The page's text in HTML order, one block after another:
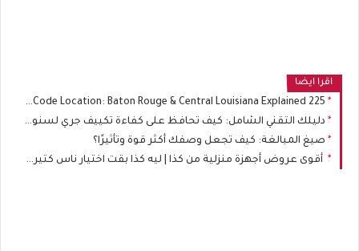
اقرا ايضا
225 Area Code Location: Baton Rouge & Central Louisiana Explained
دليلك التقني الشامل: كيف تحافظ على كفاءة تكييف جري لسنوات طويلة؟
صيغ المبالغة: كيف تجعل وصفك أكثر قوة وتأثيرًا؟
أقوى عروض أجهزة منزلية من كذا | ليه كذا بقت اختيار ناس كتير عند شراء الموبايلات والأجهزة المنزلية؟